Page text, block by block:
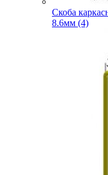
Скоба
8.6мм (4)